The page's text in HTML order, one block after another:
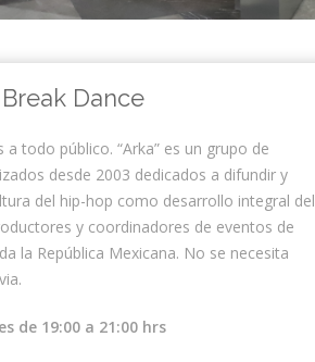
Dance
a todo público. “Arka” es un grupo de
desde 2003 dedicados a difundir y
del hip-hop como desarrollo integral del
y coordinadores de eventos de
la República Mexicana. No se necesita
de 19:00 a 21:00 hrs